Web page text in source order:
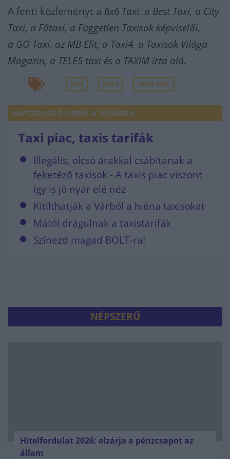
A fenti közleményt a 6x6 Taxi. a Best Taxi, a City
Taxi, a Főtaxi, a Független Taxisok képviselői,
a GO Taxi, az MB Elit, a Taxi4, a Taxisok Világa
Magazin, a TELE5 taxi és a TAXIM írta alá.
TAXI BOLT TAXIS PIAC
KAPCSOLÓDÓ CIKKEK A TÉMÁBAN
Taxi piac, taxis tarifák
Illegális, olcsó árakkal csábítanak a
feketéző taxisok - A taxis piac viszont
így is jó nyár elé néz
Kitilthatják a Várból a hiéna taxisokat
Mától drágulnak a taxistarifák
Színezd magad BOLT-ra!
NÉPSZERŰ
Hitelfordulat 2026: elzárja a pénzcsapot az
állam